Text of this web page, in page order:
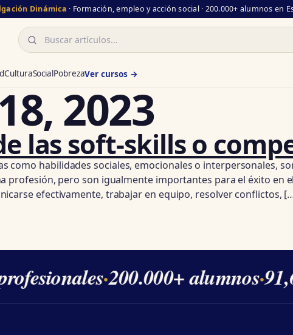
Dinámica · Formación, empleo y acción social · 200.000+ alumnos en
Buscar
CulturaSocialPobrezaVer cursos →
2023
las soft-skills o
como habilidades sociales, emocionales o interpersonales,
profesión, pero son igualmente importantes para el éxito en
efectivamente, trabajar en equipo, resolver conflictos,
·200.000+ alumnos·